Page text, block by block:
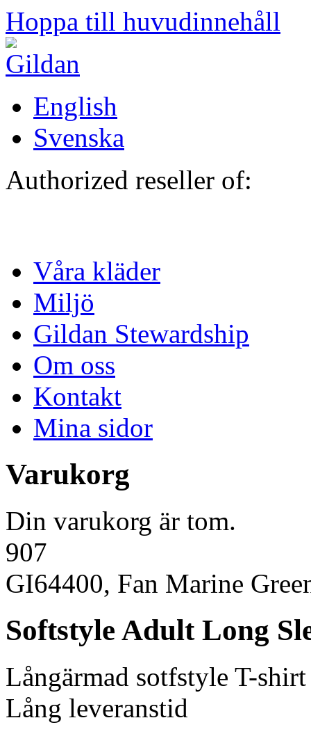
Hoppa till huvudinnehåll
English
Svenska
Authorized reseller of:
Våra kläder
Miljö
Gildan Stewardship
Om oss
Kontakt
Mina sidor
Varukorg
Din varukorg är tom.
907
GI64400, Fan Marine
Softstyle Adult Long
Långärmad sotfstyle T-shirt
Lång leveranstid